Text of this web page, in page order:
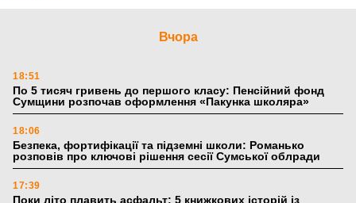
Вчора
18:51
По 5 тисяч гривень до першого класу: Пенсійний фонд
Сумщини розпочав оформлення «Пакунка школяра»
18:06
Безпека, фортифікації та підземні школи: Романько
розповів про ключові рішення сесії Сумської облради
17:39
Поки літо плавить асфальт: 5 книжкових історій із